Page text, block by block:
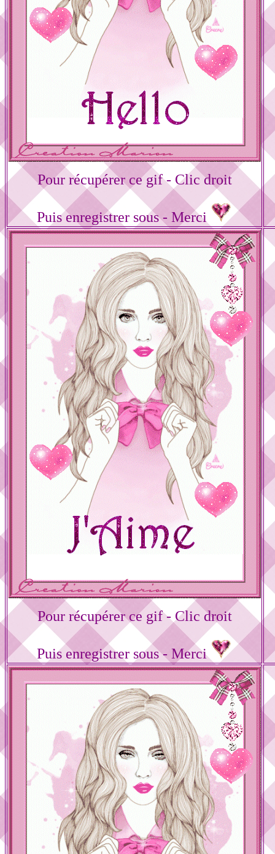
Pour récupérer ce gif - Clic droit
Puis enregistrer sous - Merci
Pour récupérer ce gif - Clic droit
Puis enregistrer sous - Merci